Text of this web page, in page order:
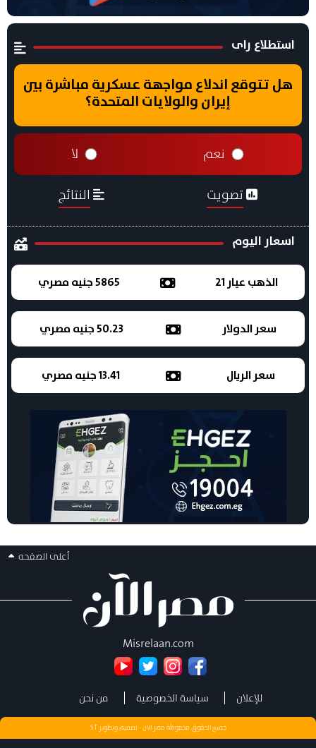
استطلاع راى
هل تتوقع اندلاع مواجهة عسكرية مباشرة بين
إيران والولايات المتحدة؟
نعم لا
تصويت النتائج
اسعار اليوم
الذهب عيار 21 5865 جنيه مصري
سعر الدولار 50.23 جنيه مصري
سعر الريال 13.41 جنيه مصري
أعلى الصفحه
Misrelaan.com
للإعلان سياسة الخصوصية من نحن
جميع الحقوق محفوظة مصر الان - تصميم وتطويرST